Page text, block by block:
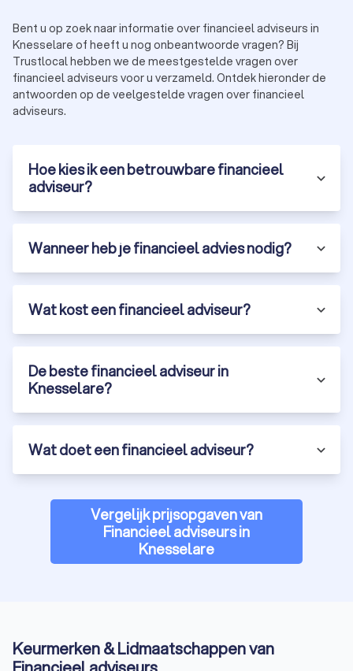
Bent u op zoek naar informatie over financieel adviseurs in
Knesselare of heeft u nog onbeantwoorde vragen? Bij
Trustlocal hebben we de meestgestelde vragen over
financieel adviseurs voor u verzameld. Ontdek hieronder de
antwoorden op de veelgestelde vragen over financieel
adviseurs.
Hoe kies ik een betrouwbare financieel
adviseur?
Wanneer heb je financieel advies nodig?
Wat kost een financieel adviseur?
De beste financieel adviseur in
Knesselare?
Wat doet een financieel adviseur?
Vergelijk prijsopgaven van
Financieel adviseurs in
Knesselare
Keurmerken & Lidmaatschappen van